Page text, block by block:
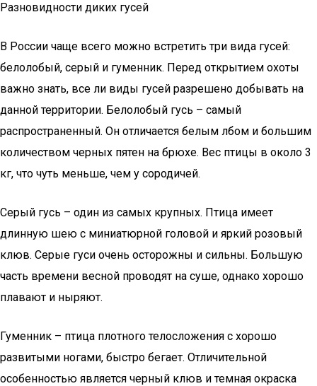
Разновидности диких гусей
В России чаще всего можно встретить три вида гусей:
белолобый, серый и гуменник. Перед открытием охоты
важно знать, все ли виды гусей разрешено добывать на
данной территории. Белолобый гусь – самый
распространенный. Он отличается белым лбом и большим
количеством черных пятен на брюхе. Вес птицы в около 3
кг, что чуть меньше, чем у сородичей.
Серый гусь – один из самых крупных. Птица имеет
длинную шею с миниатюрной головой и яркий розовый
клюв. Серые гуси очень осторожны и сильны. Большую
часть времени весной проводят на суше, однако хорошо
плавают и ныряют.
Гуменник – птица плотного телосложения с хорошо
развитыми ногами, быстро бегает. Отличительной
особенностью является черный клюв и темная окраска